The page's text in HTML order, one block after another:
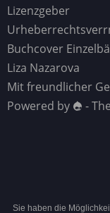
Lizenzgeber
Buchcover
Liza Nazarova
Mit freundlicher
Powered by
-